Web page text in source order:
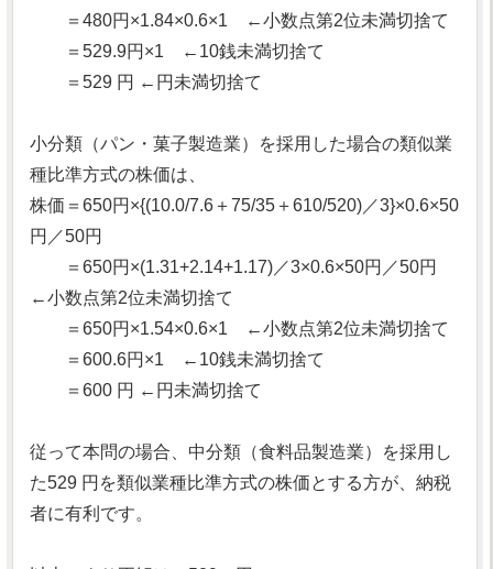
＝480円×1.84×0.6×1 ←小数点第2位未満切捨て
＝529.9円×1 ←10銭未満切捨て
＝529 円 ←円未満切捨て
小分類（パン・菓子製造業）を採用した場合の類似業
種比準方式の株価は、
株価＝650円×{(10.0/7.6＋75/35＋610/520)／3}×0.6×50
円／50円
＝650円×(1.31+2.14+1.17)／3×0.6×50円／50円
←小数点第2位未満切捨て
＝650円×1.54×0.6×1 ←小数点第2位未満切捨て
＝600.6円×1 ←10銭未満切捨て
＝600 円 ←円未満切捨て
従って本問の場合、中分類（食料品製造業）を採用し
た529 円を類似業種比準方式の株価とする方が、納税
者に有利です。